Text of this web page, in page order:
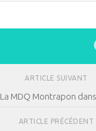
ARTICLE SUIVANT
La MDQ Montrapon dans
ARTICLE PRÉCÉDENT